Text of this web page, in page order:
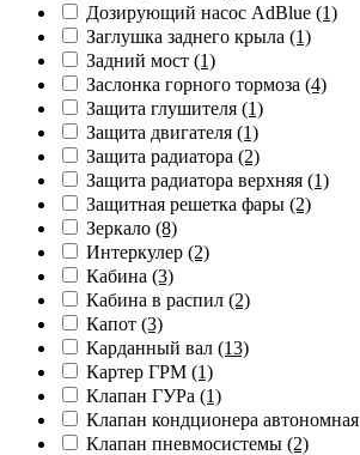
Дозирующий насос AdBlue (1)
Заглушка заднего крыла (1)
Задний мост (1)
Заслонка горного тормоза (4)
Защита глушителя (1)
Защита двигателя (1)
Защита радиатора (2)
Защита радиатора верхняя (1)
Защитная решетка фары (2)
Зеркало (8)
Интеркулер (2)
Кабина (3)
Кабина в распил (2)
Капот (3)
Карданный вал (13)
Картер ГРМ (1)
Клапан ГУРа (1)
Клапан кондционера автономная
Клапан пневмосистемы (2)